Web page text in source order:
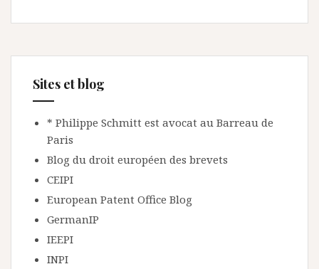
Sites et blog
* Philippe Schmitt est avocat au Barreau de
Paris
Blog du droit européen des brevets
CEIPI
European Patent Office Blog
GermanIP
IEEPI
INPI